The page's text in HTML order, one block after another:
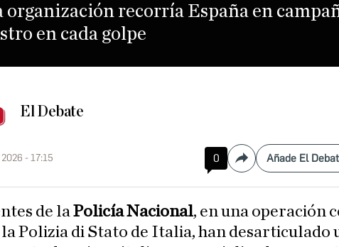
organización recorría España en
en cada golpe
El Debate
- 17:15 0 Compartir
Añade El
de la Policía Nacional, en una operación
Polizia di Stato de Italia, han desarticulado